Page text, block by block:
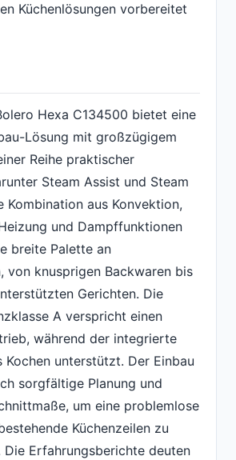
Küchenlösungen vorbereitet
Hexa C134500 bietet eine
Lösung mit großzügigem
Reihe praktischer
Steam Assist und Steam
Kombination aus Konvektion,
und Dampffunktionen
breite Palette an
von knusprigen Backwaren bis
Gerichten. Die
A verspricht einen
während der integrierte
Kochen unterstützt. Der Einbau
sorgfältige Planung und
um eine problemlose
Küchenzeilen zu
Die Erfahrungsberichte deuten